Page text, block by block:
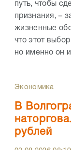
путь, чтобы
признания, –
жизненные
что этот
но именно он
Экономика
В
рублей